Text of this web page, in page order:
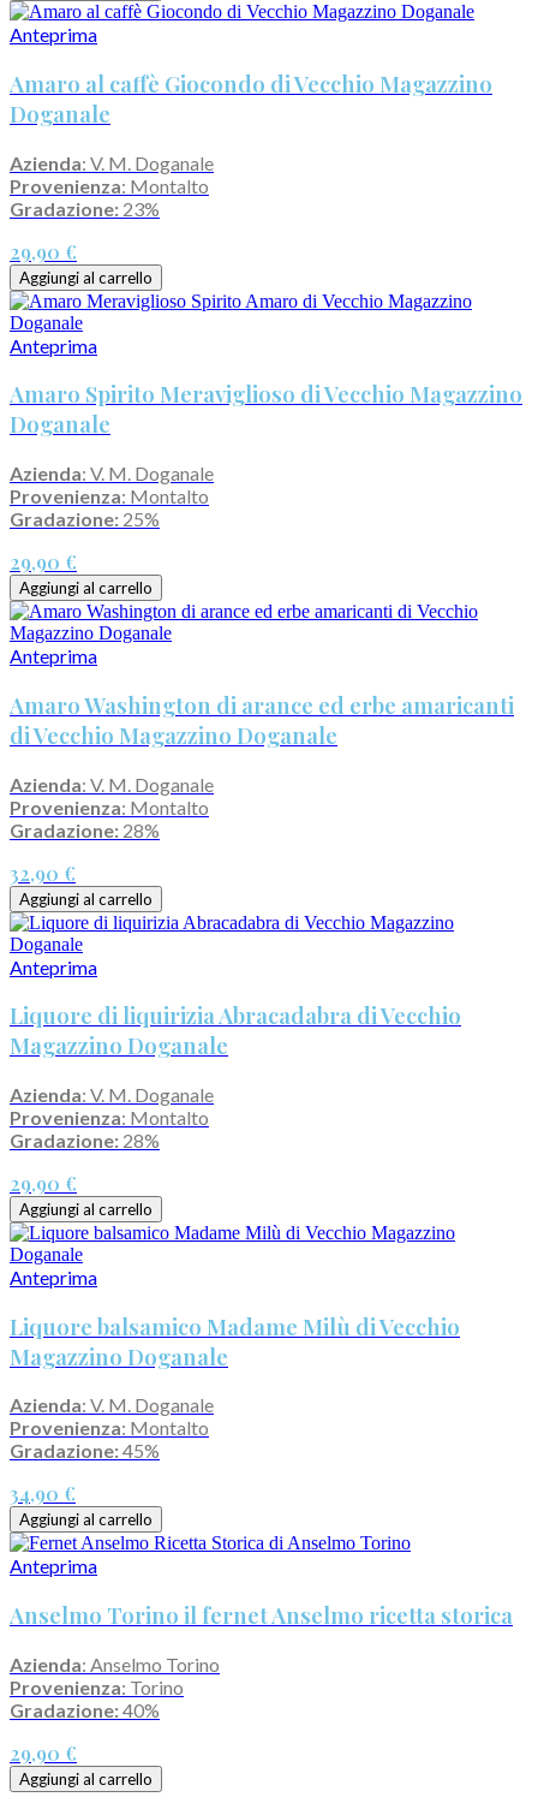
Anteprima
Amaro al caffè Giocondo di Vecchio Magazzino
Doganale
Azienda: V. M. Doganale
Provenienza: Montalto
Gradazione: 23%
29,90 €
Aggiungi al carrello
Anteprima
Amaro Spirito Meraviglioso di Vecchio Magazzino
Doganale
Azienda: V. M. Doganale
Provenienza: Montalto
Gradazione: 25%
29,90 €
Aggiungi al carrello
Anteprima
Amaro Washington di arance ed erbe amaricanti
di Vecchio Magazzino Doganale
Azienda: V. M. Doganale
Provenienza: Montalto
Gradazione: 28%
32,90 €
Aggiungi al carrello
Anteprima
Liquore di liquirizia Abracadabra di Vecchio
Magazzino Doganale
Azienda: V. M. Doganale
Provenienza: Montalto
Gradazione: 28%
29,90 €
Aggiungi al carrello
Anteprima
Liquore balsamico Madame Milù di Vecchio
Magazzino Doganale
Azienda: V. M. Doganale
Provenienza: Montalto
Gradazione:45%
34,90 €
Aggiungi al carrello
Anteprima
Anselmo Torino il fernet Anselmo ricetta storica
Azienda: Anselmo Torino
Provenienza: Torino
Gradazione:40%
29,90 €
Aggiungi al carrello